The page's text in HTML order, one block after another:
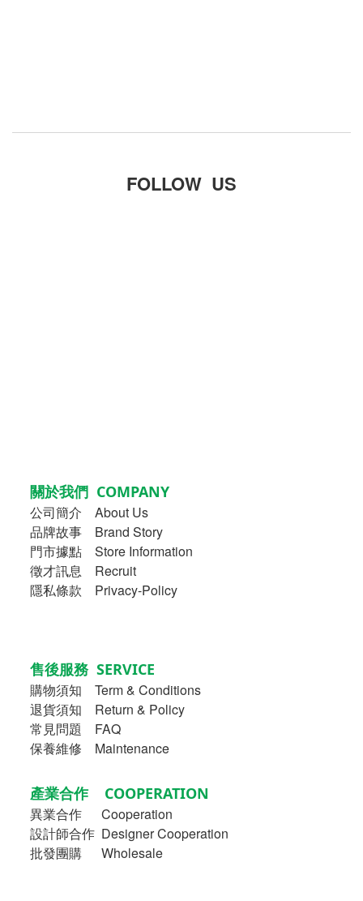
FOLLOW US
關於我們 COMPANY
公司簡介
About Us
品牌故事
Brand Story
門市據點 Store Information
徵才訊息 Recruit
隱私條款 Privacy-Policy
售後服務 SERVICE
購物須知
Term & Conditions
退貨須知 Return & Policy
常見問題 FAQ
保養維修 Maintenance
產業合作 COOPERATION
異業合作
Cooperation
設計師合作 Designer Cooperation
批發團購 Wholesale